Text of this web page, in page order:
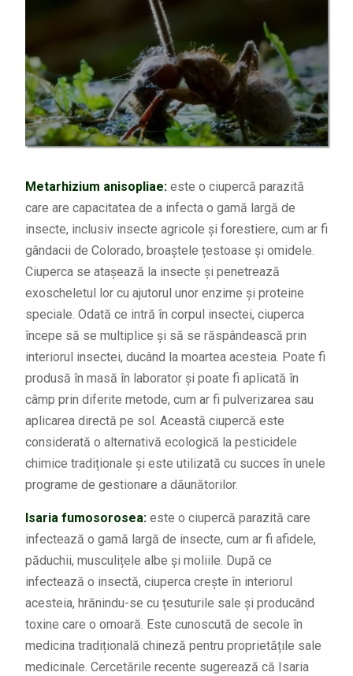
Metarhizium anisopliae:este o ciupercă parazită
care are capacitatea de a infecta o gamă largă de
insecte, inclusiv insecte agricole și forestiere, cum ar fi
gândacii de Colorado, broaștele țestoase și omidele.
Ciuperca se atașează la insecte și penetrează
exoscheletul lor cu ajutorul unor enzime și proteine
speciale. Odată ce intră în corpul insectei, ciuperca
începe să se multiplice și să se răspândească prin
interiorul insectei, ducând la moartea acesteia. Poate fi
produsă în masă în laborator și poate fi aplicată în
câmp prin diferite metode, cum ar fi pulverizarea sau
aplicarea directă pe sol. Această ciupercă este
considerată o alternativă ecologică la pesticidele
chimice tradiționale și este utilizată cu succes în unele
programe de gestionare a dăunătorilor.
Isaria fumosorosea: este o ciupercă parazită care
infectează o gamă largă de insecte, cum ar fi afidele,
păduchii, musculițele albe și moliile. După ce
infectează o insectă, ciuperca crește în interiorul
acesteia, hrănindu-se cu țesuturile sale și producând
toxine care o omoară. Este cunoscută de secole în
medicina tradițională chineză pentru proprietățile sale
medicinale. Cercetările recente sugerează că Isaria